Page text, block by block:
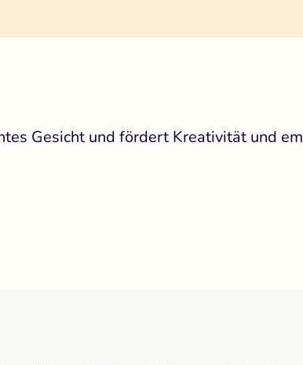
Gesicht und fördert Kreativität und